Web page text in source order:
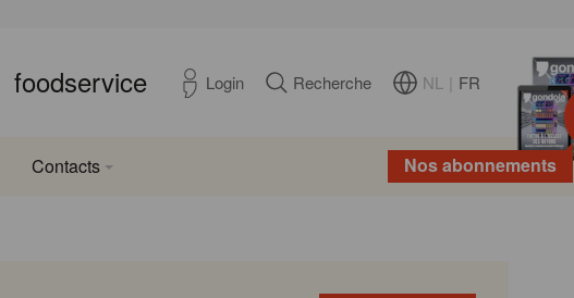
foodservice Login Recherche NL FR
Nos abonnements
Contacts